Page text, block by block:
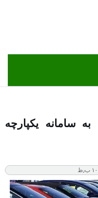
به سامانه یکپارچه